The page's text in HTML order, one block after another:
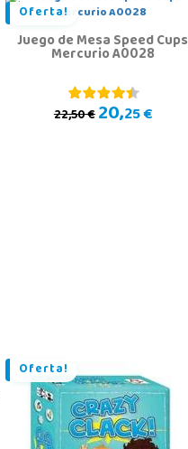
Oferta!
Juego de Mesa Speed Cups
Mercurio A0028
22,50 €20,25 €
Oferta!